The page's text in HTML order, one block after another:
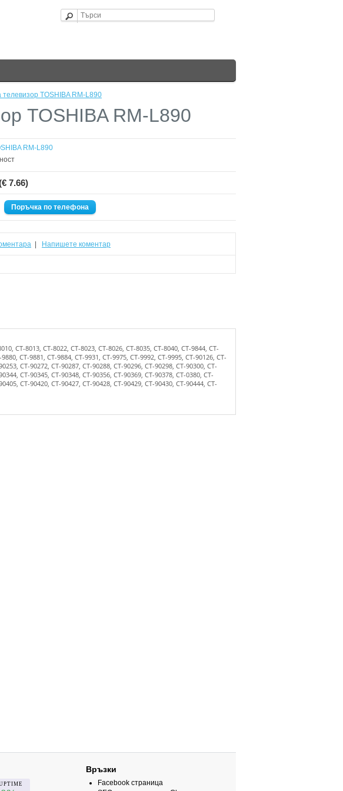
TOSHIBA RM-L890
TOSHIBA RM-L890
RM-L890
7.66)
Поръчка по телефона
Напишете коментар
CT-8013, CT-8022, CT-8023, CT-8026, CT-8035, CT-8040, CT-9844, CT-
CT-9881, CT-9884, CT-9931, CT-9975, CT-9992, CT-9995, CT-90126, CT-
CT-90272, CT-90287, CT-90288, CT-90296, CT-90298, CT-90300, CT-
CT-90345, CT-90348, CT-90356, CT-90369, CT-90378, CT-0380, CT-
CT-90420, CT-90427, CT-90428, CT-90429, CT-90430, CT-90444, CT-
Връзки
Facebook страница